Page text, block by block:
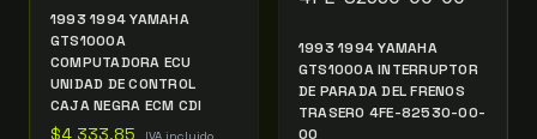
1993 1994 YAMAHA
GTS1000A
COMPUTADORA ECU
UNIDAD DE CONTROL
CAJA NEGRA ECM CDI
$4 333.85 IVA incluido
1993 1994 YAMAHA
GTS1000A INTERRUPTOR
DE PARADA DEL FRENOS
TRASERO 4FE-82530-00-
00